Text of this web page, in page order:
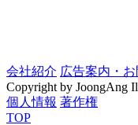
会社紹介 広告案内・
Copyright by JoongAng
個人情報 著作権
TOP